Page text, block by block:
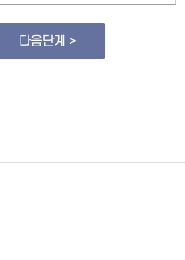
다음단계 >